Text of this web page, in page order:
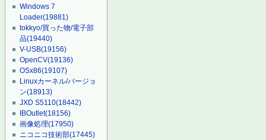
Windows 7
Loader(19881)
tokkyo/買った物/電子部
品(19440)
V-USB(19156)
OpenCV(19136)
OSx86(19107)
Linuxカーネル/バージョ
ン(18913)
JXD S5110(18442)
IBOutlet(18156)
画像処理(17950)
ニコニコ技術部(17445)